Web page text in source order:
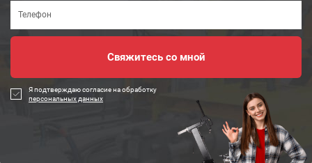
Я подтверждаю согласие на обработку
персональных данных